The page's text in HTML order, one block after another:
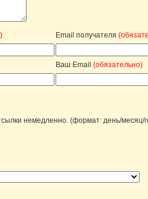
Email получателя
Ваш Email (обязательно)
немедленно. (формат: день/месяц/